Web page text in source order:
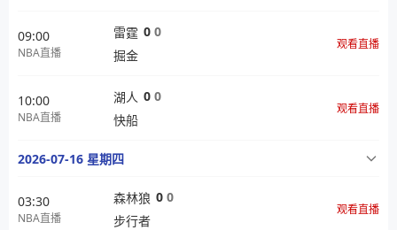
09:00
NBA直播
雷霆
掘金
0 0
观看直播
10:00
NBA直播
湖人
快船
0 0
观看直播
2026-07-16 星期四
03:30
NBA直播
森林狼
步行者
0 0
观看直播